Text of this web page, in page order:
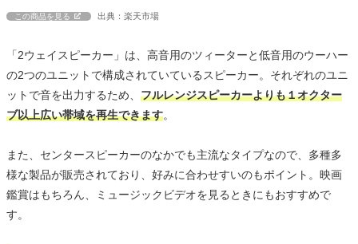
この商品を見る 出典：楽天市場
「2ウェイスピーカー」は、高音用のツィーターと低音用のウーハー
の2つのユニットで構成されていているスピーカー。それぞれのユニ
ットで音を出力するため、 フルレンジスピーカーよりも１オクター
ブ以上広い帯域を再生できます。
また、センタースピーカーのなかでも主流なタイプなので、多種多
様な製品が販売されており、好みに合わせすいのもポイント。映画
鑑賞はもちろん、ミュージックビデオを見るときにもおすすめで
す。